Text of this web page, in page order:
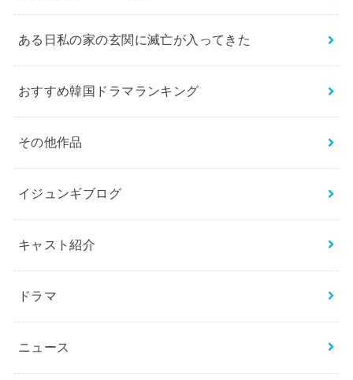
ある日私の家の玄関に滅亡が入ってきた
おすすめ韓国ドラマランキング
その他作品
イジュンギブログ
キャスト紹介
ドラマ
ニュース